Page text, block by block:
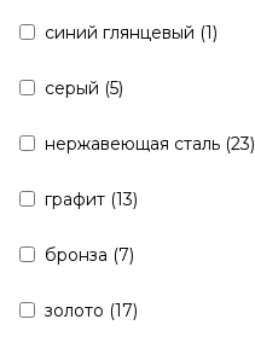
синий глянцевый (1)
серый (5)
нержавеющая сталь (23)
графит (13)
бронза (7)
золото (17)